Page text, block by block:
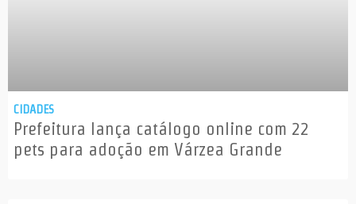
CIDADES
Prefeitura lança catálogo online com 22
pets para adoção em Várzea Grande